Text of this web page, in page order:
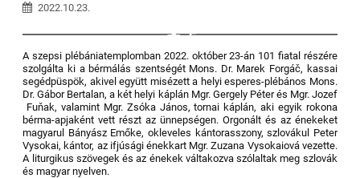
2022.10.23.
5
A szepsi plébániatemplomban 2022. október 23-án 101 fiatal részére
szolgálta ki a bérmálás szentségét Mons. Dr. Marek Forgáč, kassai
segédpüspök, akivel együtt misézett a helyi esperes-plébános Mons.
Dr. Gábor Bertalan, a két helyi káplán Mgr. Gergely Péter és Mgr. Jozef
Fuňak, valamint Mgr. Zsóka János, tornai káplán, aki egyik rokona
bérma-apjaként vett részt az ünnepségen. Orgonált és az énekeket
magyarul Bányász Emőke, okleveles kántorasszony, szlovákul Peter
Vysokai, kántor, az ifjúsági énekkart Mgr. Zuzana Vysokaiová vezette.
A liturgikus szövegek és az énekek váltakozva szólaltak meg szlovák
és magyar nyelven.